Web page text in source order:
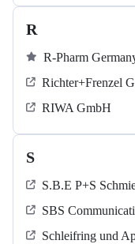
R
R-Pharm
Richter+Frenzel
RIWA GmbH
S
S.B.E P+S
SBS
Schleifring und